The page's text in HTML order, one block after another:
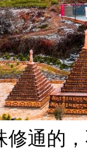
修通的